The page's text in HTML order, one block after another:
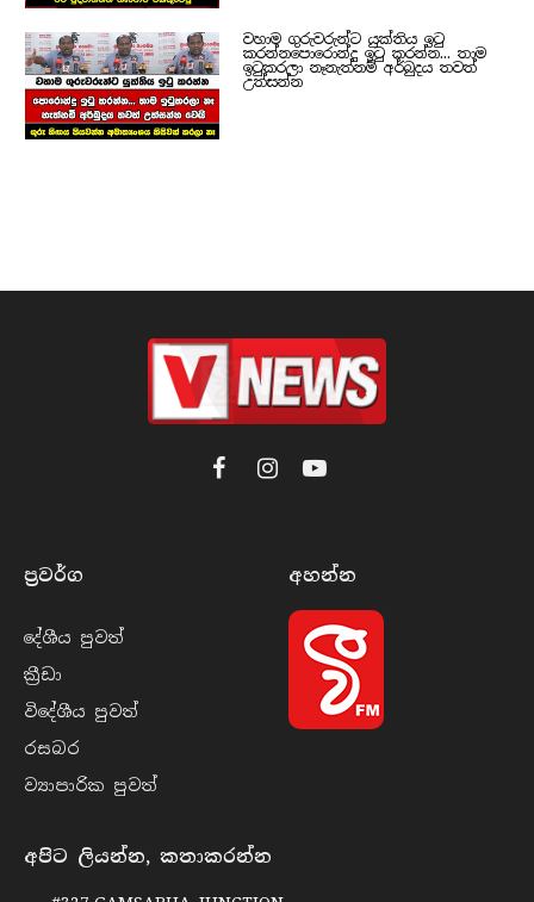
වහාම ගුරුවරුන්ට යුක්තිය ඉටු
කරන්නපොරොන්දු ඉටු කරන්න... තාම
ඉටුකරලා නෑනැත්නම් අර්බුදය තවත්
උත්සන්න
FacebookInstagramYouTube
ප්‍රවර්​ග
දේශීය පුව​ත්
ක්‍රී​ඩා
විදේශීය පුව​ත්
රසබ​ර
ව්‍යාපාරික පුව​ත්
අහන්​න
අපිට ලියන්න, කතාකරන්න